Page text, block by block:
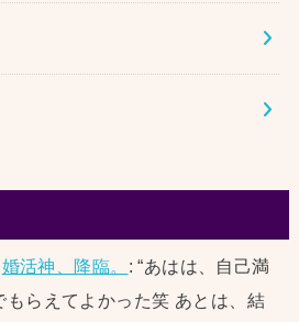
婚活神、降臨。 : “あはは、自己満
もらえてよかった笑 あとは、結